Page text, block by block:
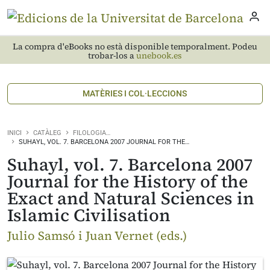
La compra d'eBooks no està disponible temporalment. Podeu
trobar-los aunebook.es
MATÈRIES I COL·LECCIONS
INICI CATÀLEG
FILOLOGIA…
SUHAYL, VOL. 7. BARCELONA 2007 JOURNAL FOR THE…
Suhayl, vol. 7. Barcelona 2007
Journal for the History of the
Exact and Natural Sciences in
Islamic Civilisation
Julio Samsó i Juan Vernet (eds.)